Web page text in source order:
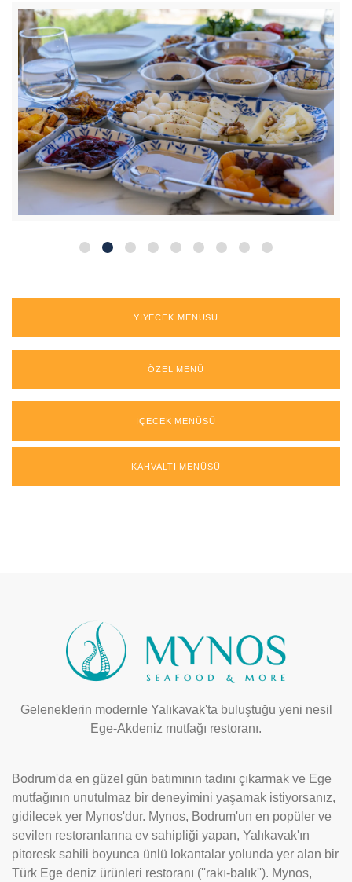
YIYECEK MENÜSÜ
ÖZEL MENÜ
İÇECEK MENÜSÜ
KAHVALTI MENÜSÜ
Geleneklerin modernle Yalıkavak'ta buluştuğu yeni nesil
Ege-Akdeniz mutfağı restoranı.
Bodrum'da en güzel gün batımının tadını çıkarmak ve Ege
mutfağının unutulmaz bir deneyimini yaşamak istiyorsanız,
gidilecek yer Mynos'dur. Mynos, Bodrum'un en popüler ve
sevilen restoranlarına ev sahipliği yapan, Yalıkavak'ın
pitoresk sahili boyunca ünlü lokantalar yolunda yer alan bir
Türk Ege deniz ürünleri restoranı (''rakı-balık''). Mynos,